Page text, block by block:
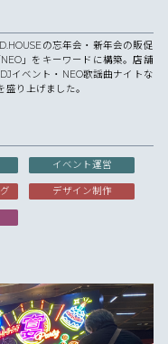
の忘年会・新年会の販促
」をキーワードに構築。店舗
イベント・NEO歌謡曲ナイトな
り上げました。
イベント運営
デザイン制作